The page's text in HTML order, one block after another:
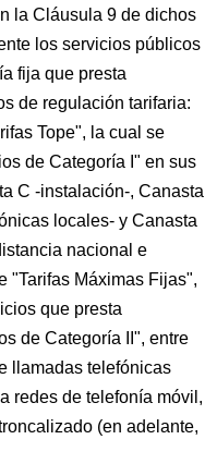
la Cláusula 9 de dichos
los servicios públicos
fija que presta
de regulación tarifaria:
Tope", la cual se
de Categoría I" en sus
C -instalación-, Canasta
locales- y Canasta
nacional e
"Tarifas Máximas Fijas",
que presta
de Categoría II", entre
llamadas telefónicas
redes de telefonía móvil,
(en adelante,